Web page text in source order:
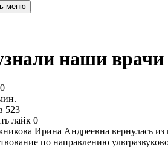
наши врачи
523
0
Ирина Андреевна вернулась
по направлению